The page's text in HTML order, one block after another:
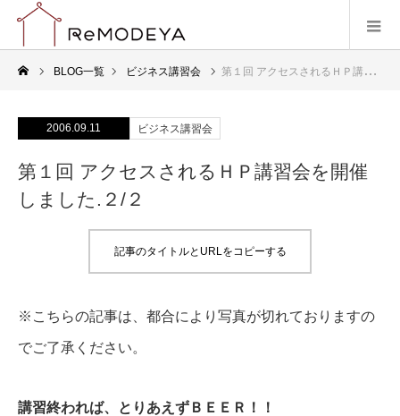
BLOG一覧 ビジネス講習会 第１回 アクセスされるＨＰ講習会を開催しました.２/２
2006.09.11 ビジネス講習会
第１回 アクセスされるＨＰ講習会を開催
しました.２/２
記事のタイトルとURLをコピーする
※こちらの記事は、都合により写真が切れておりますの
でご了承ください。
講習終われば、とりあえずＢＥＥＲ！！